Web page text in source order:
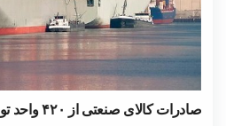
صادرات کالای صنعتی از ۴۲۰ واحد تولیدی البرز